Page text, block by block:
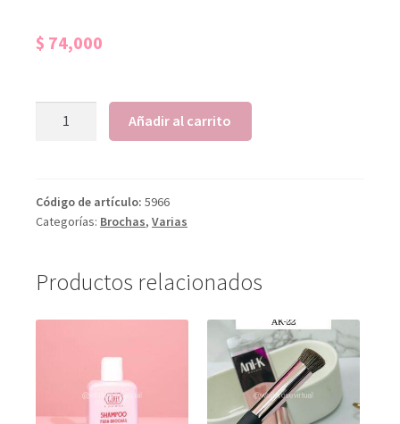
$ 74,000
Añadir al carrito
Código de artículo: 5966
Categorías: Brochas, Varias
Productos relacionados